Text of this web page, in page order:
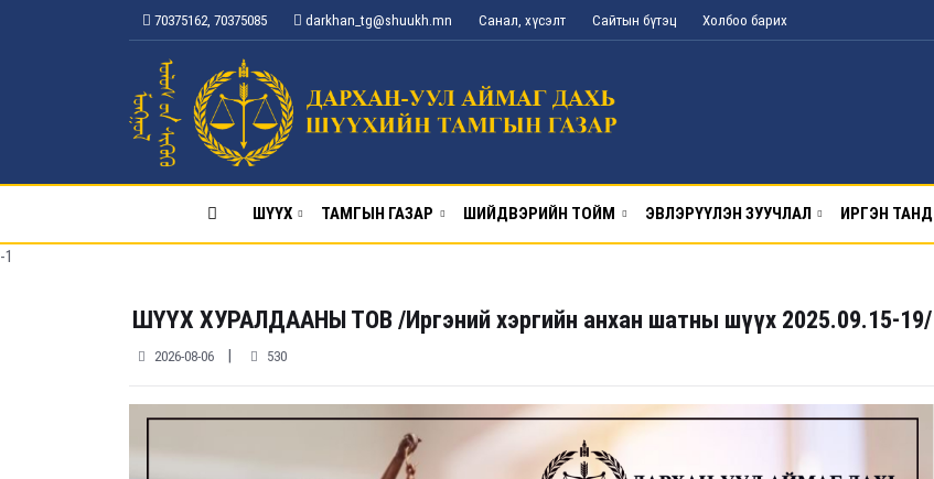
70375162, 70375085 darkhan_tg@shuukh.mn Санал, хүсэлт Сайтын бүтэц Холбоо барих
ШҮҮХ ТАМГЫН ГАЗАР ШИЙДВЭРИЙН ТОЙМ ЭВЛЭРҮҮЛЭН ЗУУЧЛАЛ ИРГЭН ТАНД
-1
ШҮҮХ ХУРАЛДААНЫ ТОВ /Иргэний хэргийн анхан шатны шүүх 2025.09.15-19/
2026-08-06 | 530